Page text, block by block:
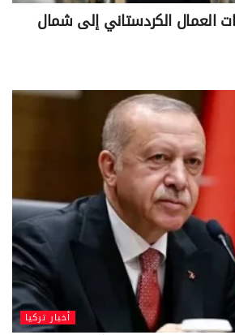
العمال الكردستاني إلى شمال
أخبار تركيا